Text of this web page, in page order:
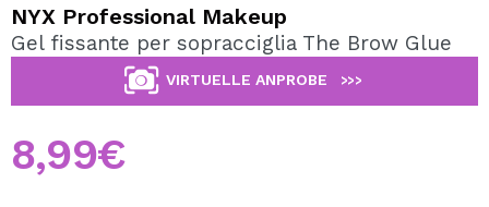
REGISTRIEREN
Durch die Erstellung eines Kontos bei Maquillalia.de
können Sie Ihre Einkäufe schnell tätigen, den Status Ihrer
einsehen.
NYX Professional Makeup
Gel fissante per sopracciglia The Brow Glue
VIRTUELLE ANPROBE >>>
8,99€